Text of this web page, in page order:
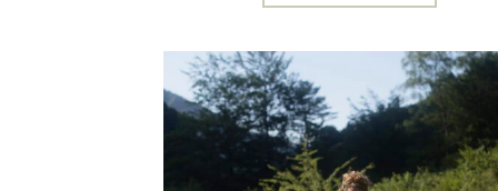
plusieurs
variations.
options
à la